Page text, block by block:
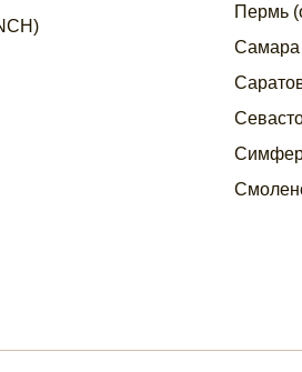
Самара
Пермь